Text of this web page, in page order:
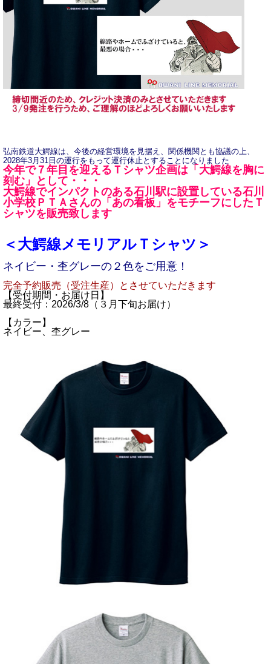
弘南鉄道大鰐線は、今後の経営環境を見据え、関係機関とも協議の上、
2028年3月31日の運行をもって運行休止とすることになりました
今年で７年目を迎えるＴシャツ企画は「大鰐線を胸に
刻む」として・・・
大鰐線でインパクトのある石川駅に設置している石川
小学校ＰＴＡさんの「あの看板」をモチーフにしたＴ
シャツを販売致します
＜大鰐線メモリアルＴシャツ＞
ネイビー・杢グレーの２色をご用意！
完全予約販売（受注生産）とさせていただきます
【受付期間・お届け日】
最終受付：2026/3/8（３月下旬お届け）
【カラー】
ネイビー、杢グレー